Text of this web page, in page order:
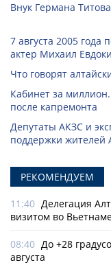
Внук Германа
7 августа 2005 года
актер Михаил
Что говорят
Кабинет за
после капремонта
Депутаты АКЗС и
поддержки жителей
РЕКОМЕНДУЕМ
11:40 Делегация
визитом во
08:40 До +28
августа